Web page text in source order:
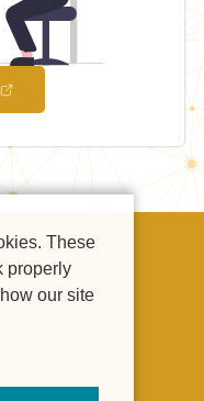
These
properly
our site